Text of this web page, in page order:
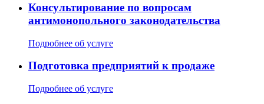
Консультирование по вопросам
антимонопольного законодательства
Подробнее об услуге
Подготовка предприятий к продаже
Подробнее об услуге